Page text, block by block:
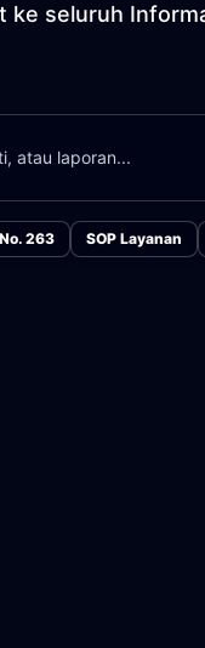
ke seluruh
263 SOP Layanan